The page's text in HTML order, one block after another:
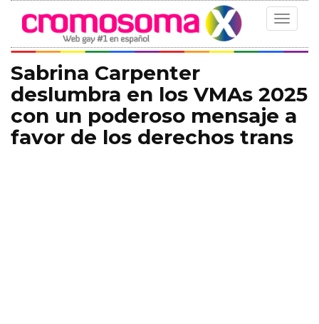
Toggle
Sabrina Carpenter
deslumbra en los VMAs 2025
con un poderoso mensaje a
favor de los derechos trans